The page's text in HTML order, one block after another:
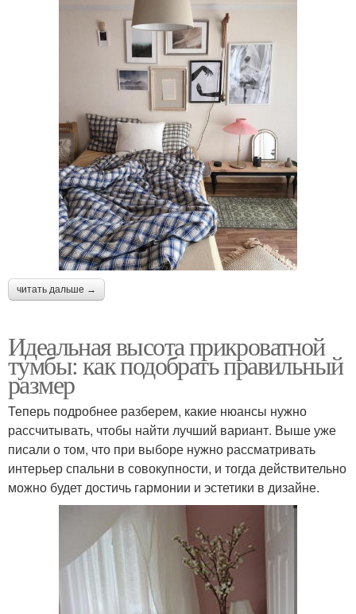
читать дальше →
Идеальная высота прикроватной
тумбы: как подобрать правильный
размер
Теперь подробнее разберем, какие нюансы нужно
рассчитывать, чтобы найти лучший вариант. Выше уже
писали о том, что при выборе нужно рассматривать
интерьер спальни в совокупности, и тогда действительно
можно будет достичь гармонии и эстетики в дизайне.